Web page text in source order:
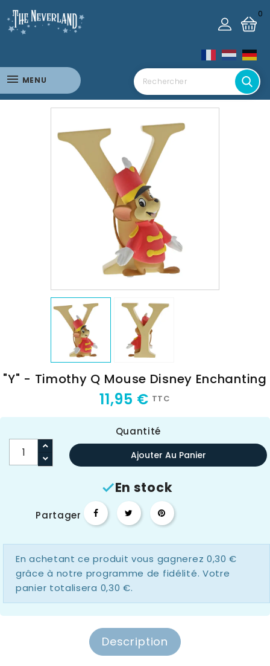
0
MENU
"Y" - Timothy Q Mouse Disney Enchanting
11,95 € TTC
Quantité
Ajouter Au Panier
En stock
Partager
En achetant ce produit vous gagnerez 0,30 €
grâce à notre programme de fidélité. Votre
panier totalisera 0,30 €.
Description